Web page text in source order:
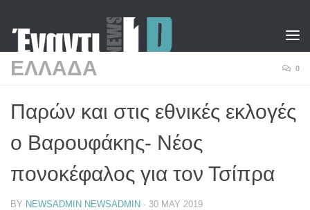
ΕΛΛΑΔΑ 0
Παρών και στις εθνικές εκλογές
ο Βαρουφάκης- Νέος
πονοκέφαλος για τον Τσίπρα
BY NEWSADMIN NEWSADMIN · 30 MAY 2019